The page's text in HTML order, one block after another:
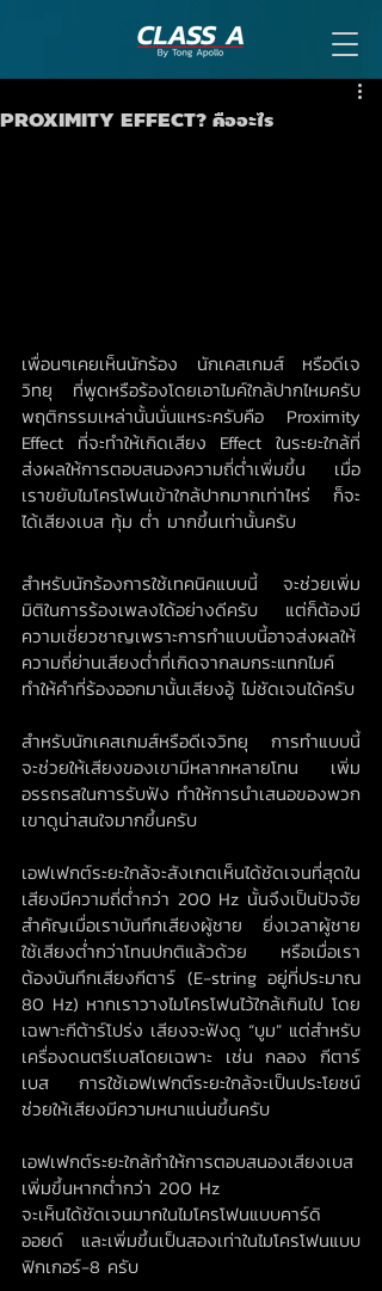
PROXIMITY EFFECT? คืออะไร
เพื่อนๆเคยเห็นนักร้อง นักเคสเกมส์ หรือดีเจ
วิทยุ ที่พูดหรือร้องโดยเอาไมค์ใกล้ปากไหมครับ
พฤติกรรมเหล่านั้นนั่นแหระครับคือ Proximity
Effect ที่จะทำให้เกิดเสียง Effect ในระยะใกล้ที่
ส่งผลให้การตอบสนองความถี่ต่ำเพิ่มขึ้น เมื่อ
เราขยับไมโครโฟนเข้าใกล้ปากมากเท่าไหร่ ก็จะ
ได้เสียงเบส ทุ้ม ต่ำ มากขึ้นเท่านั้นครับ
สำหรับนักร้องการใช้เทคนิคแบบนี้ จะช่วยเพิ่ม
มิติในการร้องเพลงได้อย่างดีครับ แต่ก็ต้องมี
ความเชี่ยวชาญเพราะการทำแบบนี้อาจส่งผลให้
ความถี่ย่านเสียงต่ำที่เกิดจากลมกระแทกไมค์
ทำให้คำที่ร้องออกมานั้นเสียงอู้ ไม่ชัดเจนได้ครับ
สำหรับนักเคสเกมส์หรือดีเจวิทยุ การทำแบบนี้
จะช่วยให้เสียงของเขามีหลากหลายโทน เพิ่ม
อรรถรสในการรับฟัง ทำให้การนำเสนอของพวก
เขาดูน่าสนใจมากขึ้นครับ
เอฟเฟกต์ระยะใกล้จะสังเกตเห็นได้ชัดเจนที่สุดใน
เสียงมีความถี่ต่ำกว่า 200 Hz นั้นจึงเป็นปัจจัย
สำคัญเมื่อเราบันทึกเสียงผู้ชาย ยิ่งเวลาผู้ชาย
ใช้เสียงต่ำกว่าโทนปกติแล้วด้วย หรือเมื่อเรา
ต้องบันทึกเสียงกีตาร์ (E-string อยู่ที่ประมาณ
80 Hz) หากเราวางไมโครโฟนไว้ใกล้เกินไป โดย
เฉพาะกีต้าร์โปร่ง เสียงจะฟังดู “บูม” แต่สำหรับ
เครื่องดนตรีเบสโดยเฉพาะ เช่น กลอง กีตาร์
เบส การใช้เอฟเฟกต์ระยะใกล้จะเป็นประโยชน์
ช่วยให้เสียงมีความหนาแน่นขึ้นครับ
เอฟเฟกต์ระยะใกล้ทำให้การตอบสนองเสียงเบส
เพิ่มขึ้นหากต่ำกว่า 200 Hz
จะเห็นได้ชัดเจนมากในไมโครโฟนแบบคาร์ดิ
ออยด์ และเพิ่มขึ้นเป็นสองเท่าในไมโครโฟนแบบ
ฟิกเกอร์-8 ครับ